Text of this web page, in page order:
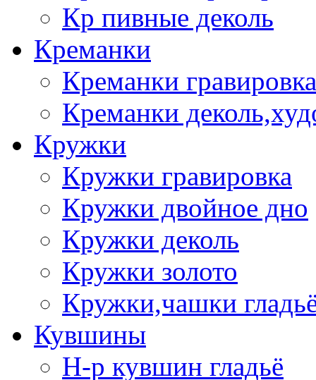
Кр пивные деколь
Креманки
Креманки
Креманки
Кружки
Кружки гравировка
Кружки двойное дно
Кружки деколь
Кружки золото
Кружки,чашки
Кувшины
Н-р кувшин гладьё